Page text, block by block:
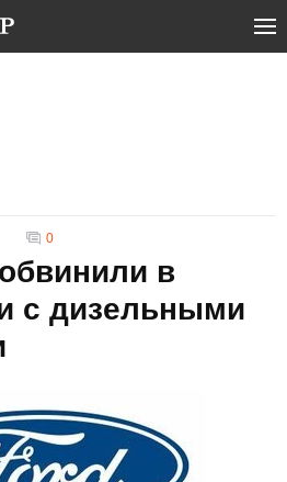
0
в
с дизельными